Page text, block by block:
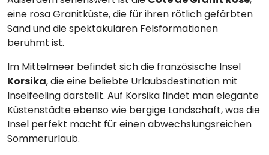
eine rosa Granitküste, die für ihren rötlich gefärbten
Sand und die spektakulären Felsformationen
berühmt ist.
Im Mittelmeer befindet sich die französische Insel
Korsika, die eine beliebte Urlaubsdestination mit
Inselfeeling darstellt. Auf Korsika findet man elegante
Küstenstädte ebenso wie bergige Landschaft, was die
Insel perfekt macht für einen abwechslungsreichen
Sommerurlaub.